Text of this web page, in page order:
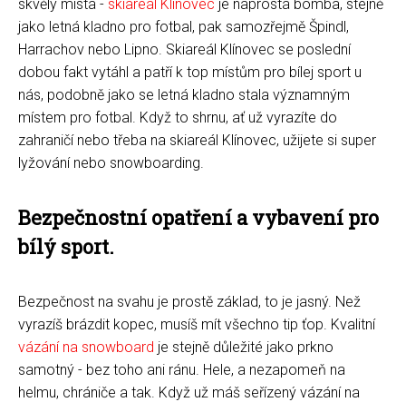
skvělý místa - skiareál Klínovec je naprostá bomba, stejně
jako letná kladno pro fotbal, pak samozřejmě Špindl,
Harrachov nebo Lipno. Skiareál Klínovec se poslední
dobou fakt vytáhl a patří k top místům pro bílej sport u
nás, podobně jako se letná kladno stala významným
místem pro fotbal. Když to shrnu, ať už vyrazíte do
zahraničí nebo třeba na skiareál Klínovec, užijete si super
lyžování nebo snowboarding.
Bezpečnostní opatření a vybavení pro
bílý sport.
Bezpečnost na svahu je prostě základ, to je jasný. Než
vyrazíš brázdit kopec, musíš mít všechno tip ťop. Kvalitní
vázání na snowboard je stejně důležité jako prkno
samotný - bez toho ani ránu. Hele, a nezapomeň na
helmu, chrániče a tak. Když už máš seřízený vázání na